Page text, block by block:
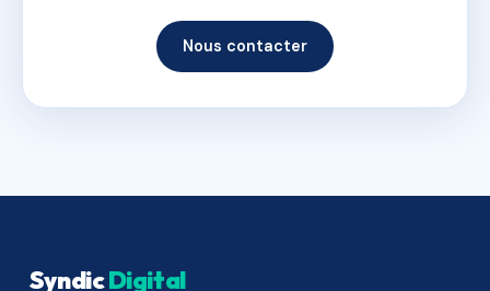
Nous contacter
SyndicDigital